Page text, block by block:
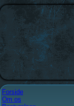
Forside
Om os